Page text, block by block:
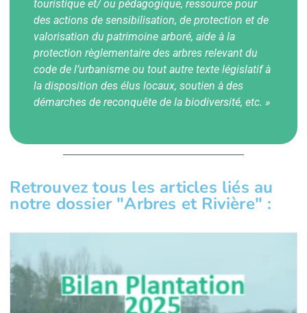
touristique et/ ou pédagogique, ressource pour
des actions de sensibilisation, de protection et de
valorisation du patrimoine arboré, aide à la
protection règlementaire des arbres relevant du
code de l’urbanisme ou tout autre texte législatif à
la disposition des élus locaux, soutien à des
démarches de reconquête de la biodiversité, etc. »
Retrouvez tous les articles liés au
notre dossier "Arbres et Rivière" :